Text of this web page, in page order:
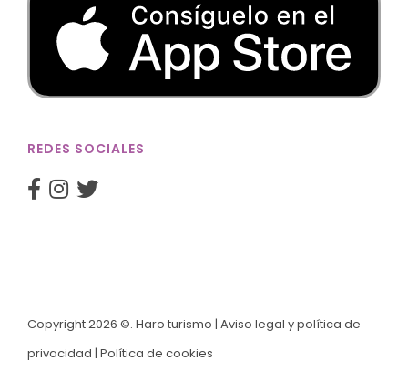
REDES SOCIALES
Copyright 2026 ©. Haro turismo | Aviso legal y política de
privacidad | Política de cookies